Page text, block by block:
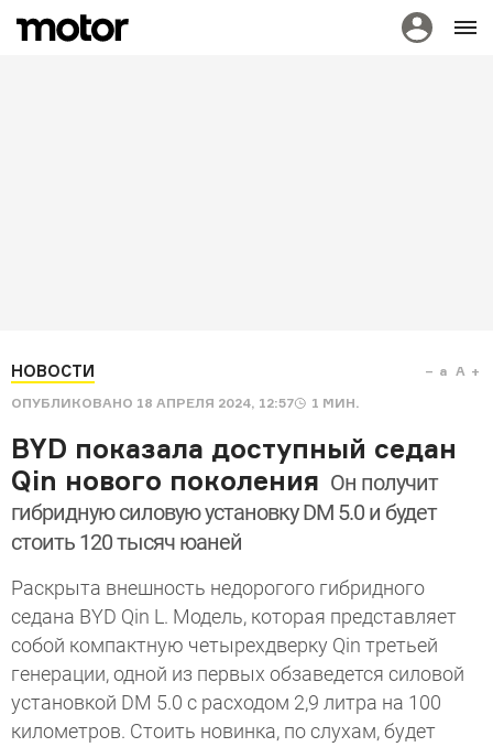
НОВОСТИ
ОПУБЛИКОВАНО 18 АПРЕЛЯ 2024, 12:57 1 МИН.
a A
BYD показала доступный седан
Qin нового поколения Он получит
гибридную силовую установку DM 5.0 и будет
стоить 120 тысяч юаней
Раскрыта внешность недорогого гибридного
седана BYD Qin L. Модель, которая представляет
собой компактную четырехдверку Qin третьей
генерации, одной из первых обзаведется силовой
установкой DM 5.0 с расходом 2,9 литра на 100
километров. Стоить новинка, по слухам, будет